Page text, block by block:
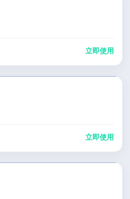
立即使用
立即使用